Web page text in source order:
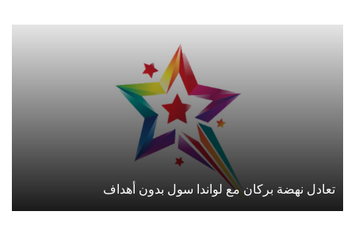
تعادل نهضة بركان مع لواندا سول بدون أهداف